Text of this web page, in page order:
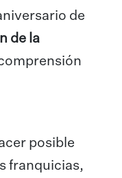
de
de la
posible
franquicias,